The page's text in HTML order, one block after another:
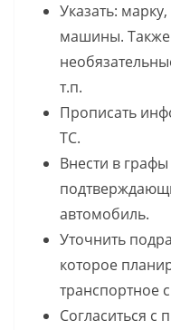
Указать:
машины.
т.п.
Прописать
ТС.
Внести в
автомобиль.
Уточнить
которое
транспортное
Согласиться с